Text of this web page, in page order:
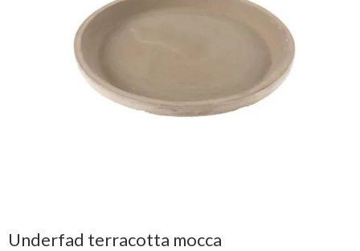
Underfad terracotta mocca